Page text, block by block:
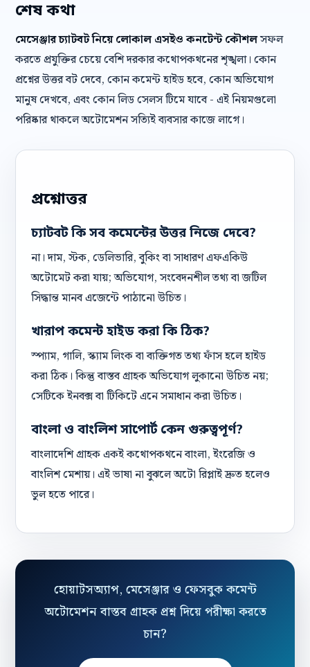
শেষ কথা
মেসেঞ্জার চ্যাটবট নিয়ে লোকাল এসইও কনটেন্ট কৌশলসফল
করতে প্রযুক্তির চেয়ে বেশি দরকার কথোপকথনের শৃঙ্খলা। কোন
প্রশ্নের উত্তর বট দেবে, কোন কমেন্ট হাইড হবে, কোন অভিযোগ
মানুষ দেখবে, এবং কোন লিড সেলস টিমে যাবে - এই নিয়মগুলো
পরিষ্কার থাকলে অটোমেশন সত্যিই ব্যবসার কাজে লাগে।
প্রশ্নোত্তর
চ্যাটবট কি সব কমেন্টের উত্তর নিজে দেবে?
না। দাম, স্টক, ডেলিভারি, বুকিং বা সাধারণ এফএকিউ
অটোমেট করা যায়; অভিযোগ, সংবেদনশীল তথ্য বা জটিল
সিদ্ধান্ত মানব এজেন্টে পাঠানো উচিত।
খারাপ কমেন্ট হাইড করা কি ঠিক?
স্প্যাম, গালি, স্ক্যাম লিংক বা ব্যক্তিগত তথ্য ফাঁস হলে হাইড
করা ঠিক। কিন্তু বাস্তব গ্রাহক অভিযোগ লুকানো উচিত নয়;
সেটিকে ইনবক্স বা টিকিটে এনে সমাধান করা উচিত।
বাংলা ও বাংলিশ সাপোর্ট কেন গুরুত্বপূর্ণ?
বাংলাদেশি গ্রাহক একই কথোপকথনে বাংলা, ইংরেজি ও
বাংলিশ মেশায়। এই ভাষা না বুঝলে অটো রিপ্লাই দ্রুত হলেও
ভুল হতে পারে।
হোয়াটসঅ্যাপ, মেসেঞ্জার ও ফেসবুক কমেন্ট
অটোমেশন বাস্তব গ্রাহক প্রশ্ন দিয়ে পরীক্ষা করতে
চান?